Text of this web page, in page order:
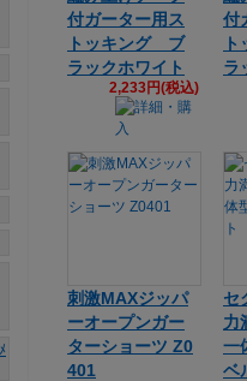
付ガーター用ス
トッキング ブ
ラックホワイト
2,233円(税込)
付
ラ
刺激MAXジッパ
ーオープンガー
ターショーツ Z0
401
セ
力
一
ベ